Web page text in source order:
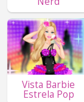
Vista Barbie
Estrela Pop